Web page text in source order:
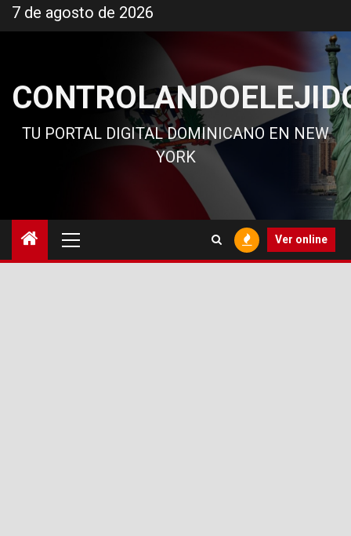
al
7 de agosto de 2026
TU PORTAL DIGITAL DOMINICANO EN NEW
YORK
principal
Ver online